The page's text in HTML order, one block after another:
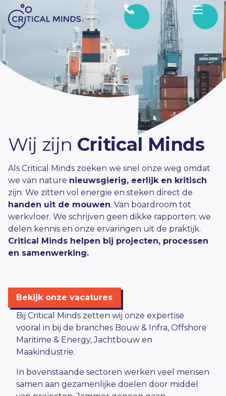
Ga naar de inhoud
Wij zijn Critical Minds
Als Critical Minds zoeken we snel onze weg omdat
we van nature nieuwsgierig, eerlijk en kritisch
zijn. We zitten vol energie en steken direct de
handen uit de mouwen. Van boardroom tot
werkvloer. We schrijven geen dikke rapporten; we
delen kennis en onze ervaringen uit de praktijk.
Critical Minds helpen bij projecten, processen
en samenwerking.
Bekijk onze vacatures
Bij Critical Minds zetten wij onze expertise
vooral in bij de branches Bouw & Infra, Offshore
Maritime & Energy,Jachtbouw en
Maakindustrie.
In bovenstaande sectoren werken veel mensen
samen aan gezamenlijke doelen door middel